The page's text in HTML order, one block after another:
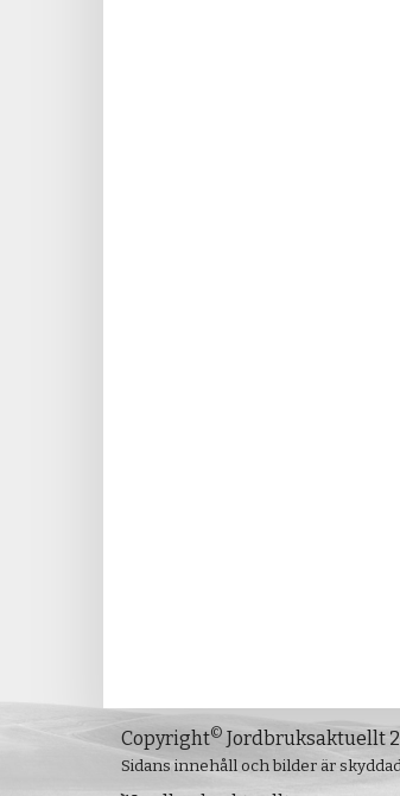
Copyright© Jordbruksaktuellt
Sidans innehåll och bilder är